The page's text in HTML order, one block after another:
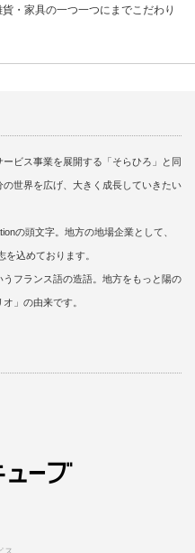
・家具の一つ一つにまでこだわり
ビス事業を展開する「そらひろ」と同
世界を広げ、大きく成長していきたい
の頭文字。地方の地場企業として、
込めております。
フランス語の造語。地方をもっと陽の
」の由来です。